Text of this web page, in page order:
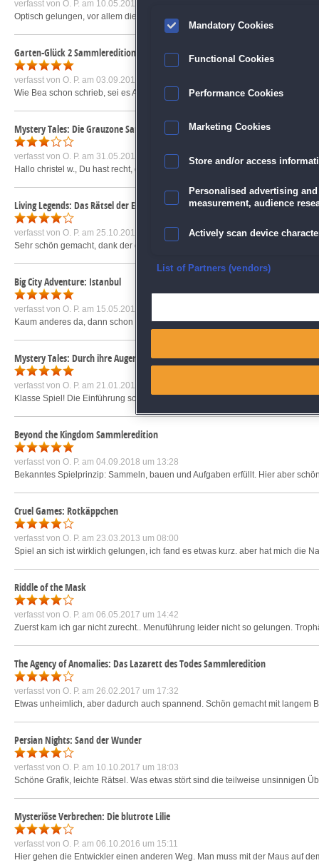
verfasst von O. P. am 10.05.2018 um 17:21
Optisch gelungen, vor allem die Levelübersicht ist ein Augenschmaus. Das
Garten-Glück 2 Sammleredition
verfasst von O. P. am 03.09.2013 um 00:52
Wie Bea schon schrieb, sei es Abenteuerliche Übersetzungen, Spass macht
Mystery Tales: Die Grauzone Sammleredition
verfasst von O. P. am 31.05.2016 um 10:25
Hallo christel w., Du hast recht, das Spiel ist zu teuer. Warum? Man spielt es
Living Legends: Das Rätsel der Eisprinzessin Sammleredition
verfasst von O. P. am 25.10.2014 um 08:36
Sehr schön gemacht, dank der deutschen Sprachausgabe setzt dieses Spiel
Big City Adventure: Istanbul
verfasst von O. P. am 15.05.2015 um 21:53
Kaum anderes da, dann schon Istanbul. Danke, ich liebe die Reihe, einfach
Mystery Tales: Durch ihre Augen Sammleredition
verfasst von O. P. am 21.01.2017 um 16:27
Klasse Spiel! Die Einführung schwächelt etwas, aber OK. Besonderes Lob
Beyond the Kingdom Sammleredition
verfasst von O. P. am 04.09.2018 um 13:28
Bekanntes Spielprinzip: Sammeln, bauen und Aufgaben erfüllt. Hier aber
Cruel Games: Rotkäppchen
verfasst von O. P. am 23.03.2013 um 08:00
Spiel an sich ist wirklich gelungen, ich fand es etwas kurz. aber hat mich die
Riddle of the Mask
verfasst von O. P. am 06.05.2017 um 14:42
Zuerst kam ich gar nicht zurecht.. Menuführung leider nicht so gelungen.
The Agency of Anomalies: Das Lazarett des Todes Sammleredition
verfasst von O. P. am 26.02.2017 um 17:32
Etwas unheimlich, aber dadurch auch spannend. Schön gemacht mit
Persian Nights: Sand der Wunder
verfasst von O. P. am 10.10.2017 um 18:03
Schöne Grafik, leichte Rätsel. Was etwas stört sind die teilweise unsinnigen
Mysteriöse Verbrechen: Die blutrote Lilie
verfasst von O. P. am 06.10.2016 um 15:11
Hier gehen die Entwickler einen anderen Weg. Man muss mit der Maus auf
Mandatory Cookies
Functional Cookies
Performance Cookies
Marketing Cookies
Store and/or access
Personalised advertising
measurement, audience
Actively scan device
Ensure security, prevent
List of Partners (vendors)